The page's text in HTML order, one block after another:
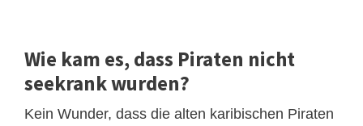
Wie kam es, dass Piraten nicht
seekrank wurden?
Kein Wunder, dass die alten karibischen Piraten